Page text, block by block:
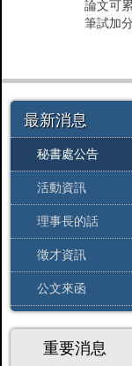
論文可
筆試加分
最新消息
秘書處公告
活動資訊
理事長的話
徵才資訊
公文來函
重要消息